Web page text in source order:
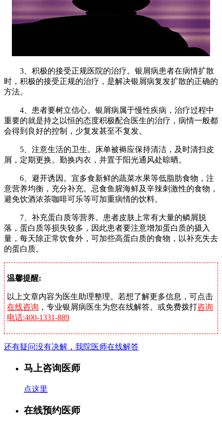
3、积极的接受正规医院的治疗。银屑病患者在病情扩散
时，积极的接受正规的治疗，是解决银屑病复发扩散的正确的
方法。
4、患者要树立信心。银屑病属于慢性疾病，治疗过程中
重要的就是持之以恒的态度积极配合医生的治疗，病情一般都
会得到良好的控制，少复发甚至不复发。
5、注意生活的卫生。床单被褥应保持清洁，及时清扫皮
屑，定期更换。勤换内衣，并置于阳光通风处晾晒。
6、避开诱因。宜多食新鲜的蔬菜水果等低脂肪食物，注
意营养均衡，充分补充。忌食鱼腥海鲜及辛辣刺激性的食物，
避免饮酒浓茶咖啡可乐等可加重病情的饮料。
7、补充蛋白质等营养。患者皮肤上常有大量的鳞屑脱
落，蛋白质等损失较多，因此患者要注意增加蛋白质的摄入
量，每天除正常饮食外，可加些高蛋白质的食物，以补充失去
的蛋白质。
温馨提醒:
以上文章内容为医生助理整理。若想了解更多信息，可点击
在线咨询 ，专业银屑病医生为您在线解答。或免费拨打咨询
电话:400-1331-889
还有疑问没有决解，我院医师在线解答
马上咨询医师
点这里
在线预约医师